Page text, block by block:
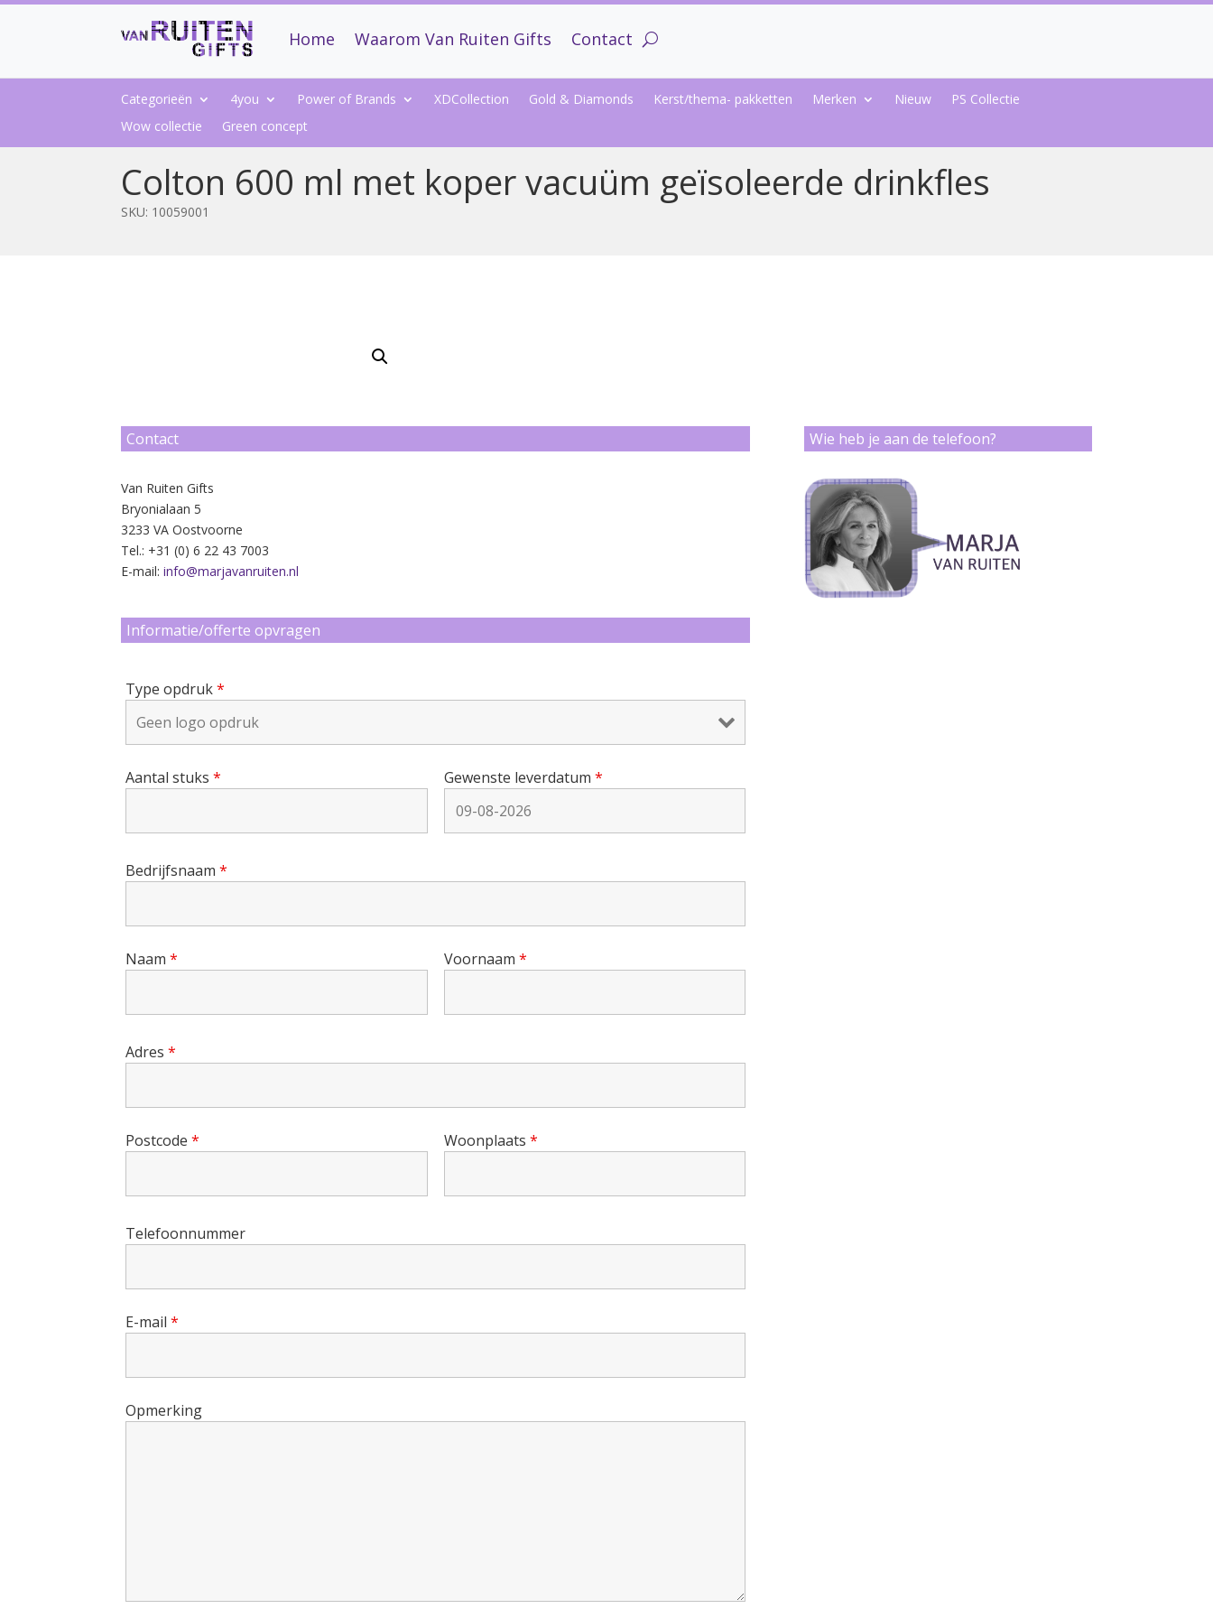
Home Waarom Van Ruiten Gifts Contact
Categorieën 4you Power of Brands XDCollection Gold & Diamonds Kerst/thema- pakketten Merken Nieuw
PS Collectie
Wow collectie
Green concept
Colton 600 ml met koper vacuüm geïsoleerde drinkfles
SKU: 10059001
Contact
Van Ruiten Gifts
Bryonialaan 5
3233 VA Oostvoorne
Tel.: +31 (0) 6 22 43 7003
E-mail:info@marjavanruiten.nl
Informatie/offerte opvragen
Type opdruk*
Aantal stuks* Gewenste leverdatum *
Bedrijfsnaam*
Naam* Voornaam *
Adres*
Postcode* Woonplaats *
Telefoonnummer
E-mail*
Opmerking
Wie heb je aan de telefoon?